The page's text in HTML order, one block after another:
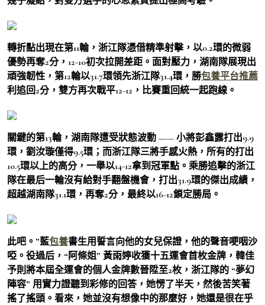
轉折點出現在第11輪，浙江隊憑借精準射擊，以0.2環的微弱
優勢再奪2分，12-10初次拉開差距。面對壓力，湖南隊展現出
頑強韌性，第12輪以31.7環領先浙江隊31.4環，勝包養平台推薦
利追回2分，雙方再次戰平12-12，比賽重回統一起跑線。
關鍵的第13輪，湖南隊遭受狀態波動 —— 小將彭鑫露打出9.9
環，劉汝璇僅得9.5環；而浙江隊三將手感火熱，所有的打出
10.5環以上的高分，一舉以14-12拿到冠軍點。乘勝追擊的浙江
隊在最后一輪沒有給對手翻盤機會，打出31.9環的傑出成績，
超越湖南隊31.1環，再奪2分，最終以16-12鎖定勝局。
此吧。”藍包養書生用誓言向他的女兒保證，他的聲音哽咽沙
啞。役過后，“阿條姐” 黃雨婷收獲十五運會首枚金牌，韓佳
予則將本屆全運會的個人金牌數晉陞至2枚，浙江隊的 “夢幻
陣容” 用實力證聽到彩修的回答，她愣了半天，然後苦笑著
搖了搖頭。看來，她並沒有想像中的那麼好，她還是很在乎